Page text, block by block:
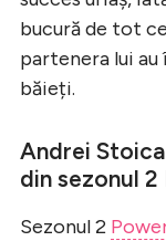
bucură de tot
partenera lui
băieți.
Andrei
din sezonul
Sezonul 2